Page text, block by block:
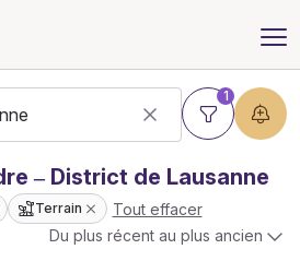
1
– District de Lausanne
Terrain
Tout effacer
Du plus récent au plus ancien